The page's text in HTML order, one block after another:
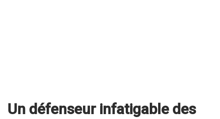
Un défenseur infatigable des